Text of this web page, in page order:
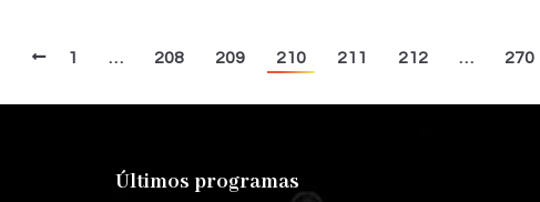
1 … 208 209 210 211 212 … 270
Últimos programas